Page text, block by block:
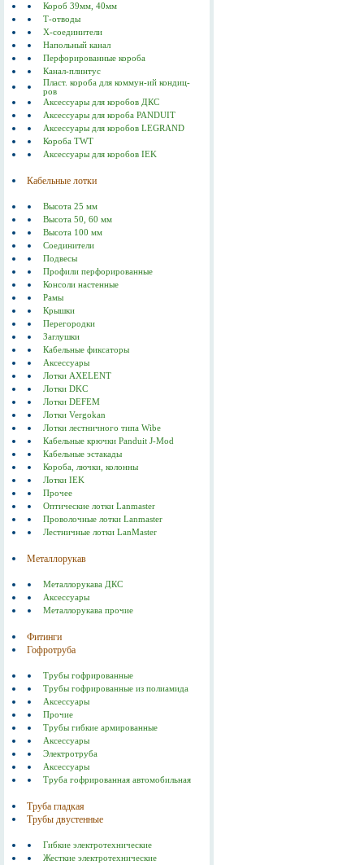
Короб 39мм, 40мм
Т-отводы
Х-соединители
Напольный канал
Перфорированные короба
Канал-плинтус
Пласт. короба для коммун-ий кондиц-
ров
Аксессуары для коробов ДКС
Аксессуары для короба PANDUIT
Аксессуары для коробов LEGRAND
Короба TWT
Аксессуары для коробов IEK
Кабельные лотки
Высота 25 мм
Высота 50, 60 мм
Высота 100 мм
Соединители
Подвесы
Профили перфорированные
Консоли настенные
Рамы
Крышки
Перегородки
Заглушки
Кабельные фиксаторы
Аксессуары
Лотки AXELENT
Лотки DKC
Лотки DEFEM
Лотки Vergokan
Лотки лестничного типа Wibe
Кабельные крючки Panduit J-Mod
Кабельные эстакады
Короба, лючки, колонны
Лотки IEK
Прочее
Оптические лотки Lanmaster
Проволочные лотки Lanmaster
Лестничные лотки LanMaster
Металлорукав
Металлорукава ДКС
Аксессуары
Металлорукава прочие
Фитинги
Гофротруба
Трубы гофрированные
Трубы гофрированные из полиамида
Аксессуары
Прочие
Трубы гибкие армированные
Аксессуары
Электротруба
Аксессуары
Труба гофрированная автомобильная
Труба гладкая
Трубы двустенные
Гибкие электротехнические
Жесткие электротехнические